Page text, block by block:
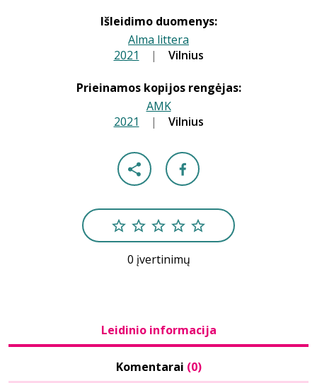
Išleidimo duomenys:
Alma littera
2021 | Vilnius
Prieinamos kopijos rengėjas:
AMK
2021 | Vilnius
0 įvertinimų
Leidinio informacija
Komentarai (0)